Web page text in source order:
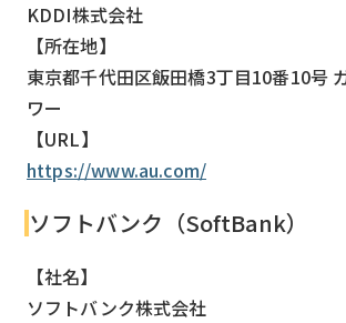
KDDI株式会社
【所在地】
東京都千代田区飯田橋3丁目10番10号
ワー
【URL】
https://www.au.com/
ソフトバンク（SoftBank）
【社名】
ソフトバンク株式会社